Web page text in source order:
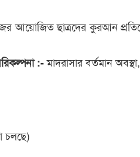
আয়োজিত ছাত্রদের কুরআন
:-মাদরাসার বর্তমান অবস্থা,
চলছে)